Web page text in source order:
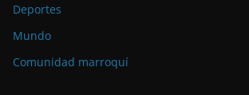
Deportes
Mundo
Comunidad marroquí